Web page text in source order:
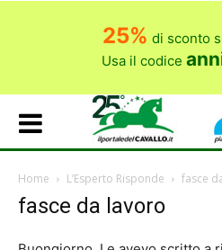
25% di sconto
Usa il codice
Home L’Esperto Risponde fasce
fasce da lavoro